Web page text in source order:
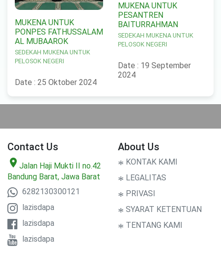
MUKENA UNTUK
PONPES FATHUSSALAM
AL MUBAAROK
SEDEKAH MUKENA UNTUK
PELOSOK NEGERI
Date : 25 Oktober 2024
MUKENA UNTUK
PESANTREN
BAITURRAHMAN
SEDEKAH MUKENA UNTUK
PELOSOK NEGERI
Date : 19 September
2024
Contact Us
location_on Jalan Haji Mukti II no.42
Bandung Barat, Jawa Barat
6282130300121
lazisdapa
lazisdapa
lazisdapa
About Us
* KONTAK KAMI
* LEGALITAS
* PRIVASI
* SYARAT KETENTUAN
* TENTANG KAMI